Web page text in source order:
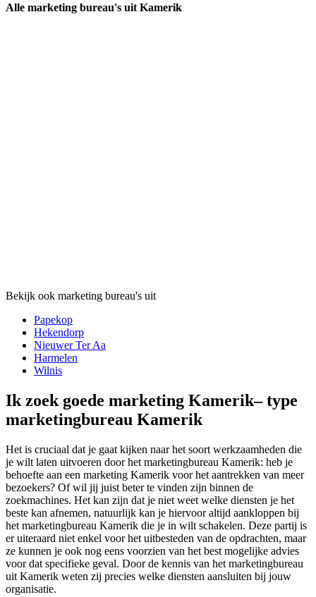
Alle marketing bureau's uit Kamerik
Bekijk ook marketing bureau's uit
Papekop
Hekendorp
Nieuwer Ter Aa
Harmelen
Wilnis
Ik zoek goede marketing Kamerik– type
marketingbureau Kamerik
Het is cruciaal dat je gaat kijken naar het soort werkzaamheden die
je wilt laten uitvoeren door het marketingbureau Kamerik: heb je
behoefte aan een marketing Kamerik voor het aantrekken van meer
bezoekers? Of wil jij juist beter te vinden zijn binnen de
zoekmachines. Het kan zijn dat je niet weet welke diensten je het
beste kan afnemen, natuurlijk kan je hiervoor altijd aankloppen bij
het marketingbureau Kamerik die je in wilt schakelen. Deze partij is
er uiteraard niet enkel voor het uitbesteden van de opdrachten, maar
ze kunnen je ook nog eens voorzien van het best mogelijke advies
voor dat specifieke geval. Door de kennis van het marketingbureau
uit Kamerik weten zij precies welke diensten aansluiten bij jouw
organisatie.